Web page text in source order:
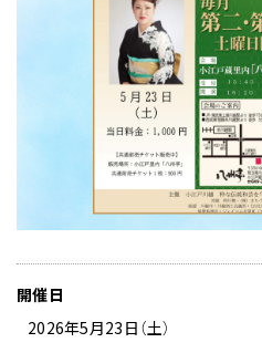
開催日
2026年5月23日（土）